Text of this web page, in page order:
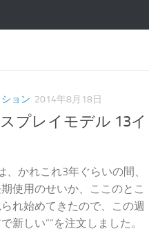
ョン 2014年8月18日
プレイモデル 13イ
、かれこれ3年ぐらいの間、
使用のせいか、ここのとこ
れ始めてきたので、この週
新しい””を注文しました。